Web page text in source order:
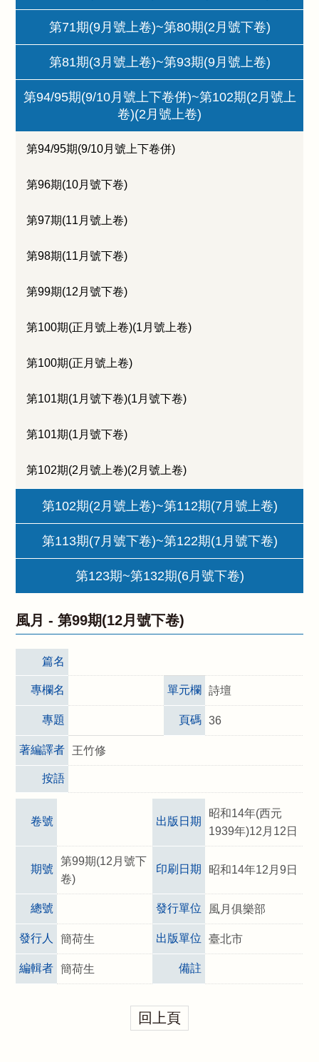
第71期(9月號上卷)~第80期(2月號下卷)
第81期(3月號上卷)~第93期(9月號上卷)
第94/95期(9/10月號上下卷併)~第102期(2月號上
卷)(2月號上卷)
第94/95期(9/10月號上下卷併)
第96期(10月號下卷)
第97期(11月號上卷)
第98期(11月號下卷)
第99期(12月號下卷)
第100期(正月號上卷)(1月號上卷)
第100期(正月號上卷)
第101期(1月號下卷)(1月號下卷)
第101期(1月號下卷)
第102期(2月號上卷)(2月號上卷)
第102期(2月號上卷)~第112期(7月號上卷)
第113期(7月號下卷)~第122期(1月號下卷)
第123期~第132期(6月號下卷)
風月 -第99期(12月號下卷)
篇名
專欄名 單元欄 詩壇
專題 頁碼 36
著編譯者 王竹修
按語
卷號 出版日期
昭和14年(西元
1939年)12月12日
期號
第99期(12月號下
卷)
印刷日期 昭和14年12月9日
總號 發行單位 風月俱樂部
發行人 簡荷生 出版單位 臺北市
編輯者 簡荷生 備註
回上頁